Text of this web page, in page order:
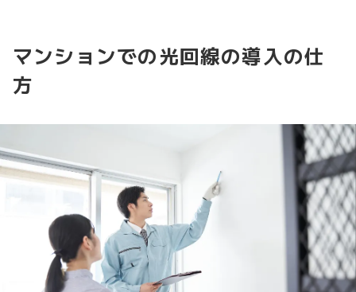
マンションでの光回線の導入の仕
方